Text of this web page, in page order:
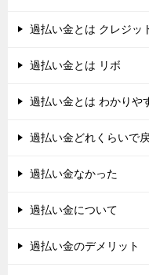
過払い金とは クレジッ
過払い金とは リボ
過払い金とは わかりや
過払い金どれくらいで
過払い金なかった
過払い金について
過払い金のデメリット